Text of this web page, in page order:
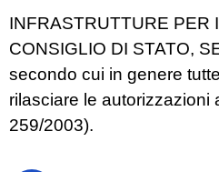
INFRASTRUTTURE PER
CONSIGLIO DI STATO,
secondo cui in genere
rilasciare le autorizzazioni
259/2003).